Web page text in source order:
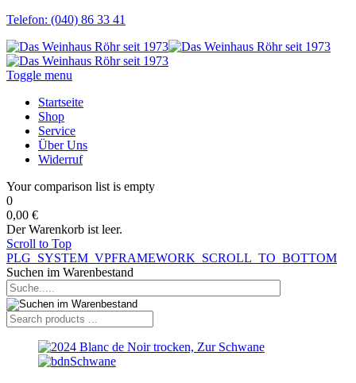
Telefon: (040) 86 33 41
Toggle menu
Startseite
Shop
Service
Über Uns
Widerruf
Your comparison list is empty
0
0,00 €
Der Warenkorb ist leer.
Scroll to Top
PLG_SYSTEM_VPFRAMEWORK_SCROLL_TO_BOTTOM
Suchen im Warenbestand